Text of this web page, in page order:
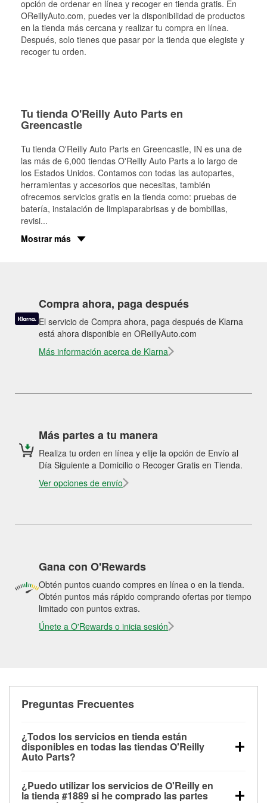
opción de ordenar en línea y recoger en tienda gratis. En
OReillyAuto.com, puedes ver la disponibilidad de productos
en la tienda más cercana y realizar tu compra en línea.
Después, solo tienes que pasar por la tienda que elegiste y
recoger tu orden.
Tu tienda O'Reilly Auto Parts en
Greencastle
Tu tienda O'Reilly Auto Parts en Greencastle, IN es una de
las más de 6,000 tiendas O'Reilly Auto Parts a lo largo de
los Estados Unidos. Contamos con todas las autopartes,
herramientas y accesorios que necesitas, también
ofrecemos servicios gratis en la tienda como: pruebas de
batería, instalación de limpiaparabrisas y de bombillas,
revisi...
Mostrar más
Compra ahora, paga después
El servicio de Compra ahora, paga después de Klarna
está ahora disponible en OReillyAuto.com
Más información acerca de Klarna
Más partes a tu manera
Realiza tu orden en línea y elije la opción de Envío al
Día Siguiente a Domicilio o Recoger Gratis en Tienda.
Ver opciones de envío
Gana con O'Rewards
Obtén puntos cuando compres en línea o en la tienda.
Obtén puntos más rápido comprando ofertas por tiempo
limitado con puntos extras.
Únete a O'Rewards o inicia sesión
Preguntas Frecuentes
¿Todos los servicios en tienda están
disponibles en todas las tiendas O'Reilly
Auto Parts?
las pruebas de batería, pruebas de alternador y
¿Puedo utilizar los servicios de O'Reilly en
la tienda #1889 si he comprado las partes